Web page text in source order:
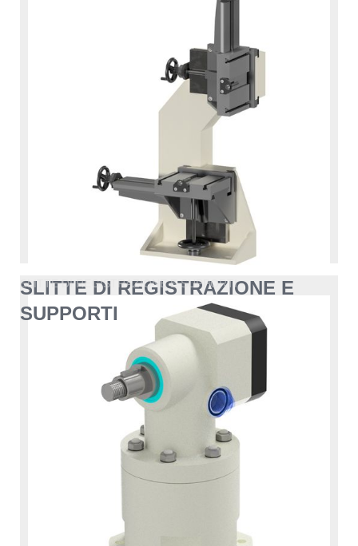
SLITTE DI REGISTRAZIONE E
SUPPORTI
SLITTE DI REGISTRAZIONE E SUPPORTI